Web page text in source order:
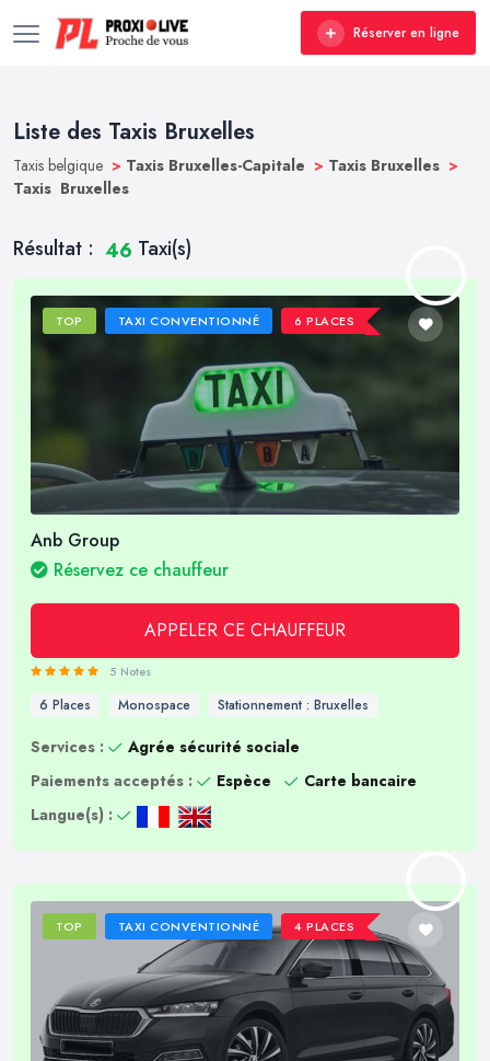
Réserver en ligne
Liste des Taxis Bruxelles
Taxis belgique > Taxis Bruxelles-Capitale > Taxis Bruxelles >
Taxis Bruxelles
Résultat : 46 Taxi(s)
TOP TAXI CONVENTIONNÉ 6 PLACES
Anb Group
Réservez ce chauffeur
APPELER CE CHAUFFEUR
5 Notes
6 Places Monospace Stationnement : Bruxelles
Services :
Agrée sécurité sociale
Paiements acceptés :
Espèce
Carte bancaire
Langue(s) :
TOP TAXI CONVENTIONNÉ 4 PLACES